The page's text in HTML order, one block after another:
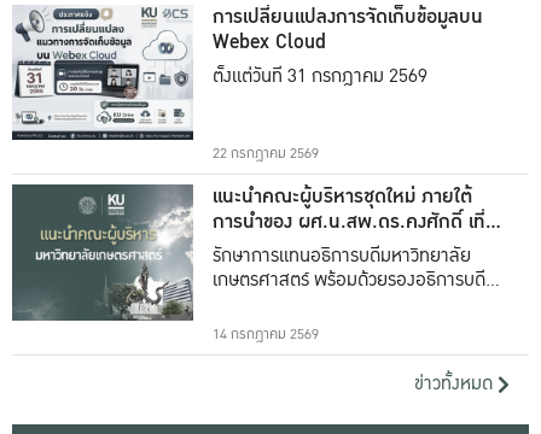
การเปลี่ยนแปลงการจัดเก็บข้อมูลบน
Webex Cloud
ตั้งแต่วันที่ 31 กรกฎาคม 2569
22 กรกฎาคม 2569
แนะนำคณะผู้บริหารชุดใหม่ ภายใต้
การนำของ ผศ.น.สพ.ดร.คงศักดิ์ เที่ยง
ธรรม
รักษาการแทนอธิการบดีมหาวิทยาลัย
เกษตรศาสตร์ พร้อมด้วยรองอธิการบดีทั้ง
14 กรกฎาคม 2569
ข่าวทั้งหมด